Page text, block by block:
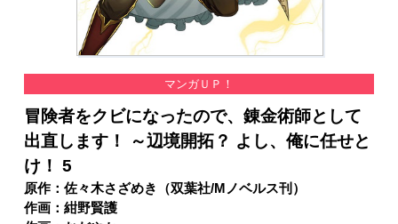
マンガＵＰ！
冒険者をクビになったので、錬金術師として
出直します！ ～辺境開拓？ よし、俺に任せと
け！ 5
原作：佐々木さざめき（双葉社/Mノベルス刊）
作画：紺野賢護